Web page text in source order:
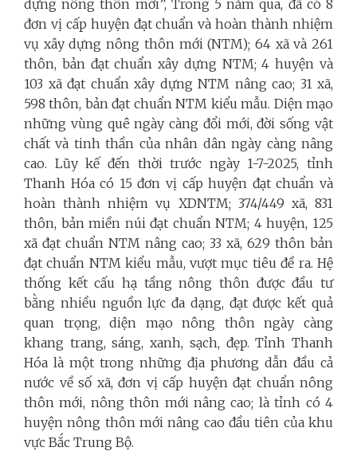
dựng nông thôn mới”, Trong 5 năm qua, đã có 8
đơn vị cấp huyện đạt chuẩn và hoàn thành nhiệm
vụ xây dựng nông thôn mới (NTM); 64 xã và 261
thôn, bản đạt chuẩn xây dựng NTM; 4 huyện và
103 xã đạt chuẩn xây dựng NTM nâng cao; 31 xã,
598 thôn, bản đạt chuẩn NTM kiểu mẫu. Diện mạo
những vùng quê ngày càng đổi mới, đời sống vật
chất và tinh thần của nhân dân ngày càng nâng
cao. Lũy kế đến thời trước ngày 1-7-2025, tỉnh
Thanh Hóa có 15 đơn vị cấp huyện đạt chuẩn và
hoàn thành nhiệm vụ XDNTM; 374/449 xã, 831
thôn, bản miền núi đạt chuẩn NTM; 4 huyện, 125
xã đạt chuẩn NTM nâng cao; 33 xã, 629 thôn bản
đạt chuẩn NTM kiểu mẫu, vượt mục tiêu đề ra. Hệ
thống kết cấu hạ tầng nông thôn được đầu tư
bằng nhiều nguồn lực đa dạng, đạt được kết quả
quan trọng, diện mạo nông thôn ngày càng
khang trang, sáng, xanh, sạch, đẹp. Tỉnh Thanh
Hóa là một trong những địa phương dẫn đầu cả
nước về số xã, đơn vị cấp huyện đạt chuẩn nông
thôn mới, nông thôn mới nâng cao; là tỉnh có 4
huyện nông thôn mới nâng cao đầu tiên của khu
vực Bắc Trung Bộ.